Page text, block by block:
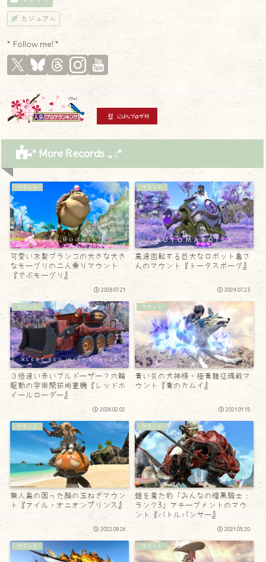
カジュアル
* Follow me! *
* More Records .｡.:*
マウント
可愛い木製ブランコの大きな大き
なモーグリの二人乗りマウント
『でぶモーグリ』
2026.07.21
マウント
高速回転する巨大なロボット亀さ
んのマウント『トータスボーグ』
2024.07.23
マウント
３倍速い赤いブルドーザー？六輪
駆動の宇宙開拓用重機『レッドホ
イールローダー』
2026.02.02
マウント
青い炎の犬神様・極青龍征魂戦マ
ウント『青のカムイ』
2021.01.15
マウント
無人島の困った顔の玉ねぎマウン
ト『アイル・オニオンプリンス』
2022.09.26
マウント
鎧を着た豹「みんなの暗黒騎士：
ランク3」アチーブメントのマウ
ント『バトルパンサー』
2021.05.20
マウント マウント